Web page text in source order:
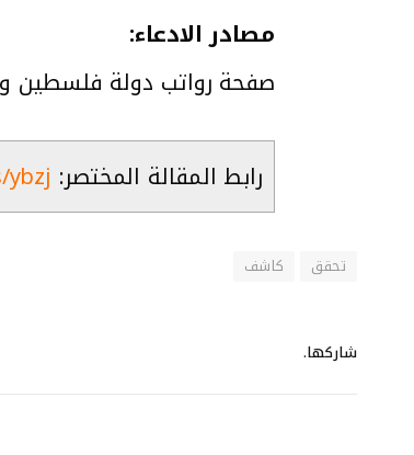
مصادر الادعاء:
صفحة رواتب دولة فلسطين
رابط المقالة المختصر:
تحقق كاشف
شاركها.